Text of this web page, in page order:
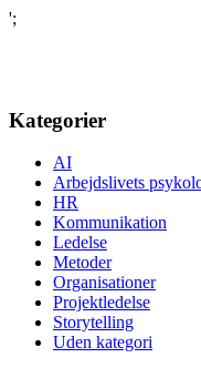
';
Kategorier
AI
Arbejdslivets
HR
Kommunikation
Ledelse
Metoder
Organisationer
Projektledelse
Storytelling
Uden kategori